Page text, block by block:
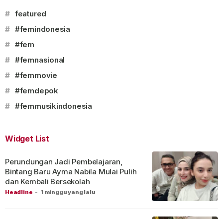
# featured
# #femindonesia
# #fem
# #femnasional
# #femmovie
# #femdepok
# #femmusikindonesia
Widget List
Headline - 1 minggu yang lalu
Perundungan Jadi Pembelajaran,
Bintang Baru Ayma Nabila Mulai Pulih
dan Kembali Bersekolah